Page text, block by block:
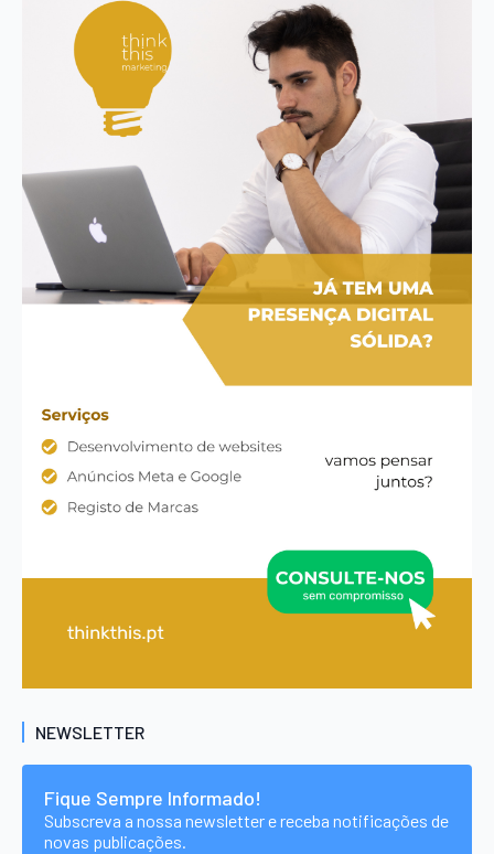
NEWSLETTER
Fique Sempre Informado!
Subscreva a nossa newsletter e receba notificações de
novas publicações.